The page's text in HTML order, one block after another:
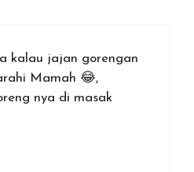
kalau jajan gorengan
Mamah 😂,
nya di masak